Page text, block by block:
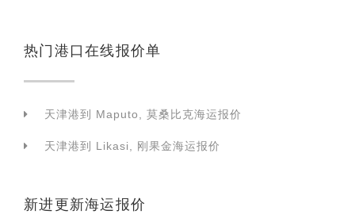
热门港口在线报价单
天津港到 Maputo, 莫桑比克海运报价
天津港到 Likasi, 刚果金海运报价
新进更新海运报价